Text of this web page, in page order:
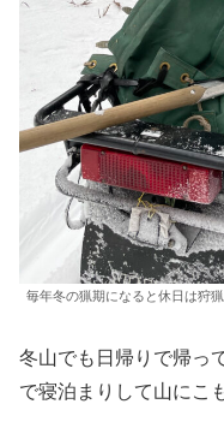
毎年冬の猟期になると休日は狩
冬山でも日帰りで帰っ
で寝泊まりして山にこ